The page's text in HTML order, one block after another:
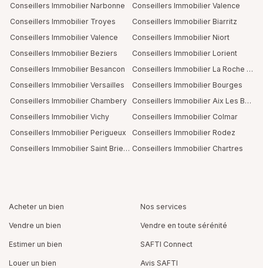
Conseillers Immobilier Narbonne
Conseillers Immobilier Valence
Conseillers Immobilier Troyes
Conseillers Immobilier Biarritz
Conseillers Immobilier Valence
Conseillers Immobilier Niort
Conseillers Immobilier Beziers
Conseillers Immobilier Lorient
Conseillers Immobilier Besancon
Conseillers Immobilier La Roche Sur Yon
Conseillers Immobilier Versailles
Conseillers Immobilier Bourges
Conseillers Immobilier Chambery
Conseillers Immobilier Aix Les Bains
Conseillers Immobilier Vichy
Conseillers Immobilier Colmar
Conseillers Immobilier Perigueux
Conseillers Immobilier Rodez
Conseillers Immobilier Saint Brieuc Conseillers Immobilier Chartres
Acheter un bien
Vendre un bien
Estimer un bien
Louer un bien
Nos services
Vendre en toute sérénité
SAFTI Connect
Avis SAFTI